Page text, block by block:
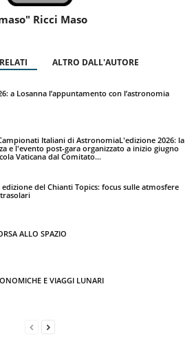
Ricci Maso
ALTRO DALL'AUTORE
a Losanna l’appuntamento con l’astronomia
Italiani di AstronomiaL'edizione 2026: la
e l'evento post-gara organizzato a inizio giugno
Vaticana dal Comitato...
del Chianti Topics: focus sulle atmosfere
ALLO SPAZIO
E VIAGGI LUNARI